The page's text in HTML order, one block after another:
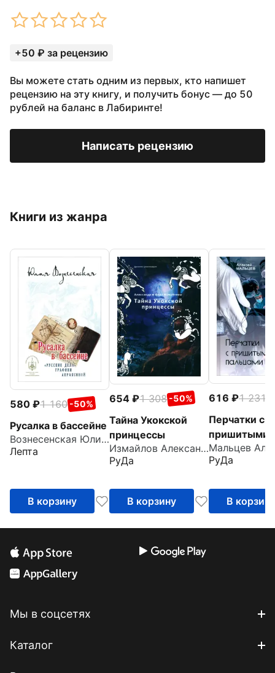
+50 ₽ за рецензию
Вы можете стать одним из первых, кто напишет
рецензию на эту книгу, и получить бонус — до 50
рублей на баланс в Лабиринте!
Написать рецензию
Книги из жанра
580 1 160 -50%
Русалка в бассейне
Вознесенская Юлия Николаевна
Лепта
В корзину
654 1 308 -50%
Тайна Укокской
принцессы
Измайлов Александр
РуДа
В корзину
616 1 231
Перчатки с
пришитыми
пальцами
РуДа
В корзину
Мы в соцсетях
Каталог